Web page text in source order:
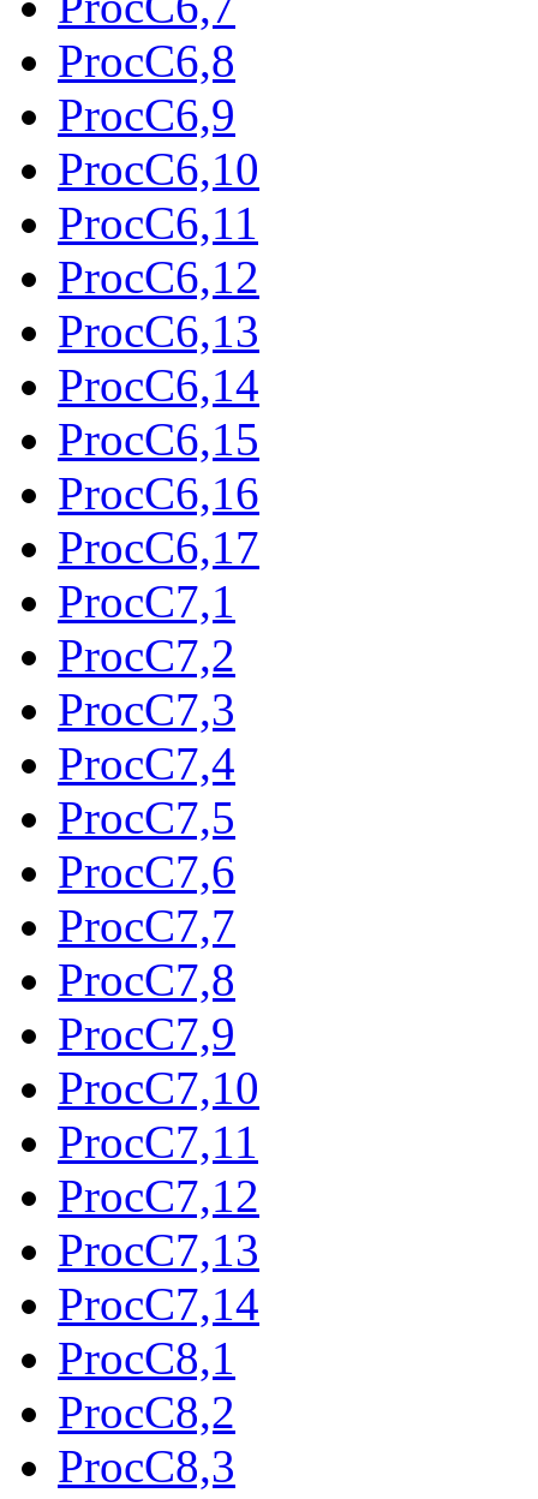
ProcC6,8
ProcC6,9
ProcC6,10
ProcC6,11
ProcC6,12
ProcC6,13
ProcC6,14
ProcC6,15
ProcC6,16
ProcC6,17
ProcC7,1
ProcC7,2
ProcC7,3
ProcC7,4
ProcC7,5
ProcC7,6
ProcC7,7
ProcC7,8
ProcC7,9
ProcC7,10
ProcC7,11
ProcC7,12
ProcC7,13
ProcC7,14
ProcC8,1
ProcC8,2
ProcC8,3